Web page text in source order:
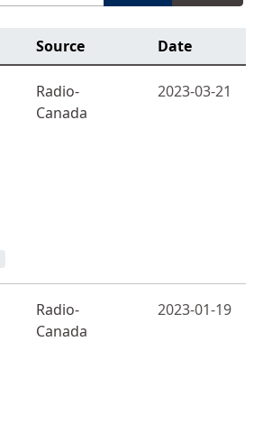
Source Date
Radio-
Canada
2023-03-21
Radio-
Canada
2023-01-19